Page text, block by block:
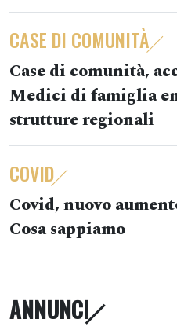
CASE DI COMUNITÀ
Case di comunità,
Medici di famiglia
strutture regionali
COVID
Covid, nuovo
Cosa sappiamo
ANNUNCI